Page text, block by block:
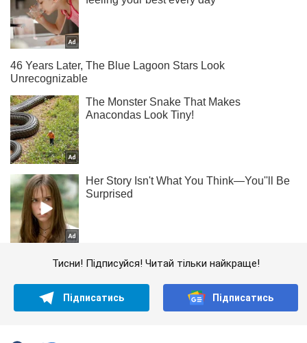
Тисни! Підписуйся! Читай тільки найкраще!
Підписатись Підписатись